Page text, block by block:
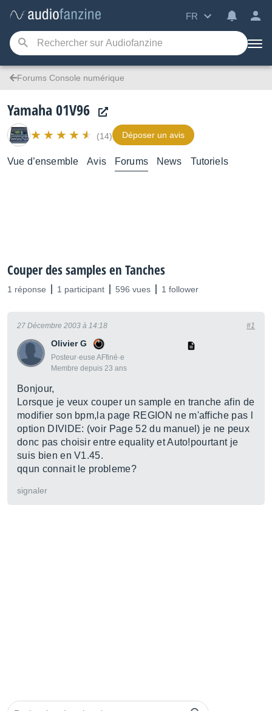
FR
Forums Console numérique
Yamaha 01V96
(14) Déposer un avis
Vue d’ensemble Avis Forums News Tutoriels
Couper des samples en Tanches
1 réponse 1 participant 596 vues 1 follower
Olivier G
Posteur·euse AFfiné·e
Membre depuis 23 ans
27 Décembre 2003 à 14:18 #1
Bonjour,
Lorsque je veux couper un sample en tranche afin de
modifier son bpm,la page REGION ne m'affiche pas l
option DIVIDE: (voir Page 52 du manuel) je ne peux
donc pas choisir entre equality et Auto!pourtant je
suis bien en V1.45.
qqun connait le probleme?
signaler